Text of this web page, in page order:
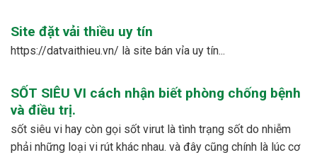
Site đặt vải thiều uy tín
https://datvaithieu.vn/ là site bán vỉa uy tín...
SỐT SIÊU VI cách nhận biết phòng chống bệnh
và điều trị.
sốt siêu vi hay còn gọi sốt virut là tình trạng sốt do nhiễm
phải những loại vi rút khác nhau. và đây cũng chính là lúc cơ